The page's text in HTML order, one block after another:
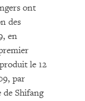
ont
des
en
le 12
par
de Shifang